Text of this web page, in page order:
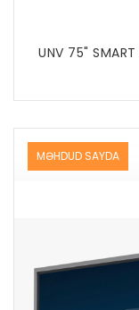
UNV 75"
MƏHDUD SAYDA